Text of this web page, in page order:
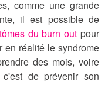
comme une grande
il est possible de
du burn out pour
en réalité le syndrome
des mois, voire
de prévenir son